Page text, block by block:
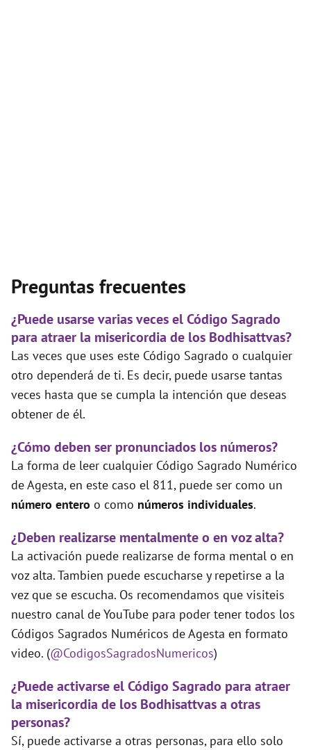
Preguntas frecuentes
¿Puede usarse varias veces el Código Sagrado
para atraer la misericordia de los Bodhisattvas?
Las veces que uses este Código Sagrado o cualquier
otro dependerá de ti. Es decir, puede usarse tantas
veces hasta que se cumpla la intención que deseas
obtener de él.
¿Cómo deben ser pronunciados los números?
La forma de leer cualquier Código Sagrado Numérico
de Agesta, en este caso el 811, puede ser como un
número entero o como números individuales.
¿Deben realizarse mentalmente o en voz alta?
La activación puede realizarse de forma mental o en
voz alta. Tambien puede escucharse y repetirse a la
vez que se escucha. Os recomendamos que visiteis
nuestro canal de YouTube para poder tener todos los
Códigos Sagrados Numéricos de Agesta en formato
video. (@CodigosSagradosNumericos)
¿Puede activarse el Código Sagrado para atraer
la misericordia de los Bodhisattvas a otras
personas?
Sí, puede activarse a otras personas, para ello solo